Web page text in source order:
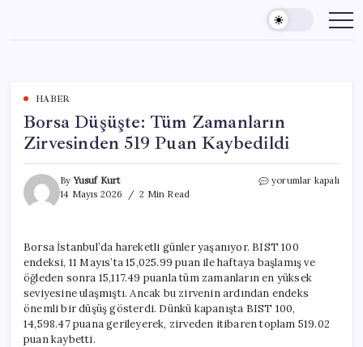
content
HABER
Borsa Düşüşte: Tüm Zamanların
Zirvesinden 519 Puan Kaybedildi
ByYusuf Kurt
14 Mayıs 2026
2 Min Read
Borsa
519
Puan
Kaybedildi
için
yorumlar kapalı
Borsa İstanbul’da hareketli günler yaşanıyor. BIST 100
endeksi, 11 Mayıs’ta 15,025.99 puan ile haftaya başlamış ve
öğleden sonra 15,117.49 puanla tüm zamanların en yüksek
seviyesine ulaşmıştı. Ancak bu zirvenin ardından endeks
önemli bir düşüş gösterdi. Dünkü kapanışta BIST 100,
14,598.47 puana gerileyerek, zirveden itibaren toplam 519.02
puan kaybetti.